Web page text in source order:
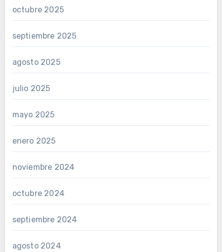
octubre 2025
septiembre 2025
agosto 2025
julio 2025
mayo 2025
enero 2025
noviembre 2024
octubre 2024
septiembre 2024
agosto 2024